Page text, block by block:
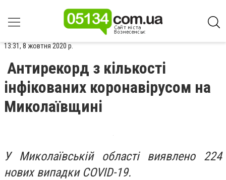
13:31, 8 жовтня 2020 р.
Антирекорд з кількості
інфікованих коронавірусом на
Миколаївщині
У Миколаївській області виявлено 224
нових випадки COVID-19.